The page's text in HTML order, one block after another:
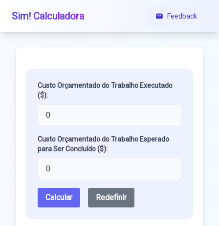
Sim! Calculadora Feedback
Custo Orçamentado do Trabalho Executado
($):
Custo Orçamentado do Trabalho Esperado
para Ser Concluído ($):
Calcular Redefinir